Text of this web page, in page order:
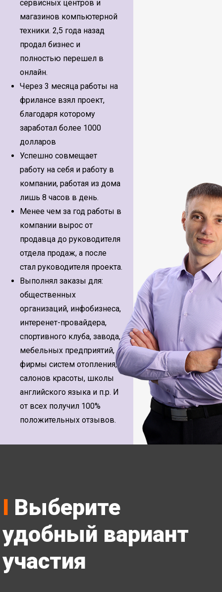
сервисных центров и
магазинов компьютерной
техники. 2,5 года назад
продал бизнес и
полностью перешел в
онлайн.
Через 3 месяца работы на
фрилансе взял проект,
благодаря которому
заработал более 1000
долларов
Успешно совмещает
работу на себя и работу в
компании, работая из дома
лишь 8 часов в день.
Менее чем за год работы в
компании вырос от
продавца до руководителя
отдела продаж, а после
стал руководителя проекта.
Выполнял заказы для:
общественных
организаций, инфобизнеса,
интеренет-провайдера,
спортивного клуба, завода,
мебельных предприятий,
фирмы систем отопления,
салонов красоты, школы
английского языка и п.р. И
от всех получил 100%
положительных отзывов.
I Выберите
удобный вариант
участия